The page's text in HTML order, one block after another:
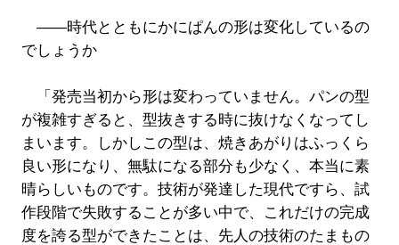
――時代とともにかにぱんの形は変化しているの
でしょうか
「発売当初から形は変わっていません。パンの型
が複雑すぎると、型抜きする時に抜けなくなってし
まいます。しかしこの型は、焼きあがりはふっくら
良い形になり、無駄になる部分も少なく、本当に素
晴らしいものです。技術が発達した現代ですら、試
作段階で失敗することが多い中で、これだけの完成
度を誇る型ができたことは、先人の技術のたまもの